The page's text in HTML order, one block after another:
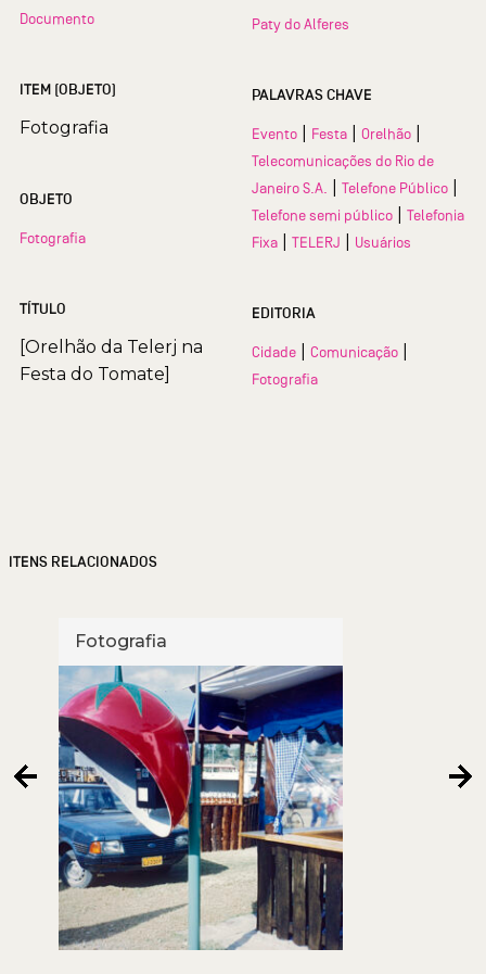
Documento
ITEM (OBJETO)
Fotografia
OBJETO
Fotografia
TÍTULO
[Orelhão da Telerj na
Festa do Tomate]
Paty do Alferes
PALAVRAS CHAVE
Evento Festa Orelhão
Telecomunicações do Rio de
Janeiro S.A.
Telefone Público
Telefone semi público
Telefonia
Fixa
TELERJ Usuários
EDITORIA
Cidade Comunicação
Fotografia
ITENS RELACIONADOS
Fotografia